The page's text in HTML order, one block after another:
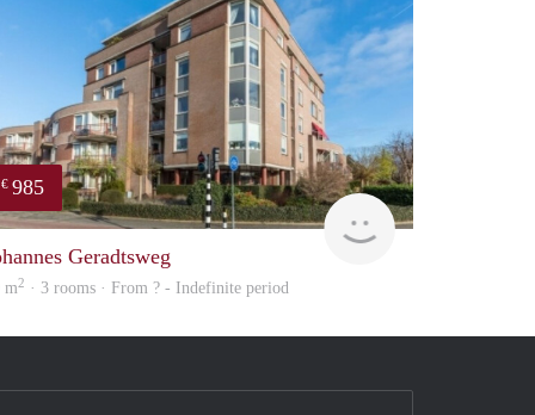
€ 985
Woning
Geradtsweg
m2 · 3 rooms · From ? - Indefinite period